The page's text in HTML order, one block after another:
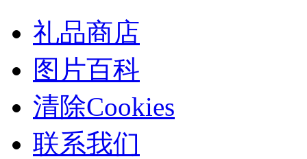
礼品商店
图片百科
清除Cookies
联系我们